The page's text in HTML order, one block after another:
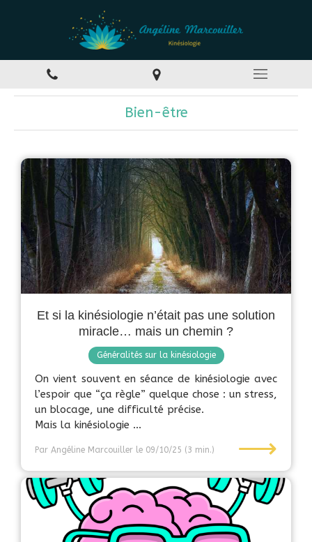
Bien-être
Et si la kinésiologie n’était pas une solution
miracle… mais un chemin ?
Généralités sur la kinésiologie
On vient souvent en séance de kinésiologie avec
l’espoir que “ça règle” quelque chose : un stress,
un blocage, une difficulté précise.
Mais la kinésiologie ...
Par Angéline Marcouiller le 09/10/25 (3 min.) ⟶